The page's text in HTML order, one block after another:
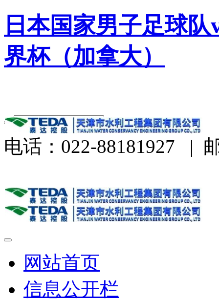
日本国家男子足球
界杯（加拿大）
电话：022-88181927 |
网站首页
信息公开栏